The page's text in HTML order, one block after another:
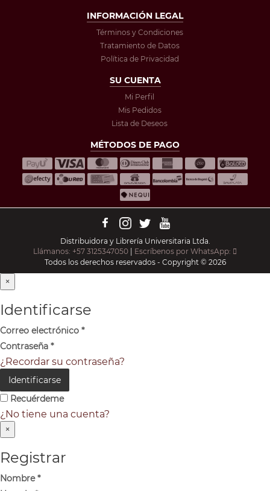
INFORMACIÓN LEGAL
Términos y Condiciones
Tratamiento de Datos
Política de Privacidad
SU CUENTA
Mi Perfil
Mis Pedidos
Lista de Deseos
MÉTODOS DE PAGO
Distribuidora y Librería Universitaria Ltda.
Llámanos: +57 3125347050
Escríbenos por WhatsApp:
Todos los derechos reservados - Copyright © 2026
×
Identificarse
Correo electrónico *
Contraseña *
¿Recordar su contraseña?
Identificarse
Recuérdeme
¿No tiene una cuenta?
×
Registrar
Nombre*